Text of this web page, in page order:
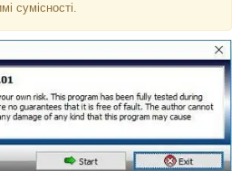
сумісності.